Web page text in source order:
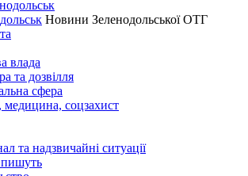
Новини Зеленодольської ОТГ
влада
та дозвілля
сфера
медицина, соцзахист
та надзвичайні ситуації
пишуть